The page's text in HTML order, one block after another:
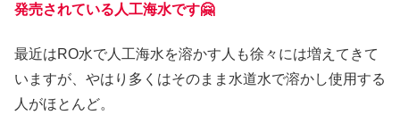
発売されている人工海水です🤗
最近はRO水で人工海水を溶かす人も徐々には増えてきて
いますが、やはり多くはそのまま水道水で溶かし使用する
人がほとんど。